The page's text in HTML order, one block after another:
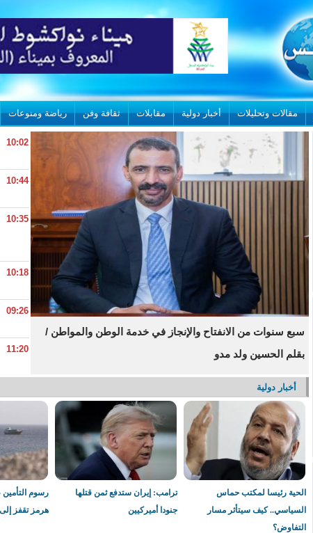
مقالات وتحليلات أخبار دولية مقابلات ثقافة وفن رياضة ومنوعات
سبع سنوات من الانفتاح والإنجاز في خدمة الوطن والمواطن /
بقلم الحسين ولد مدو
9048 مترشحا يتنافسون على مقاعد ثانويات الامتياز
10:02
10:44
10:35
10:18
09:26
11:20
09:05
أخبار دولية
الحية رئيسا لمكتب حماس
السياسي.. كيف سيتأثر مسار
التفاوض؟
ترامب: إيران ستدفع ثمن قتلها
جنودا أميركيين
رسوم
هرمز تقفز